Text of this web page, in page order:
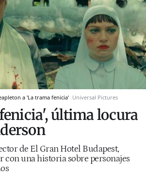
a 'La trama fenicia' Universal Pictures
última locura
de El Gran Hotel Budapest,
con una historia sobre personajes